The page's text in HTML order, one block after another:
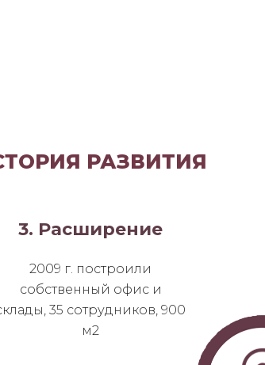
РАЗВИТИЯ
3. Расширение
2009 г. построили
собственный офис и
35 сотрудников, 900
м2